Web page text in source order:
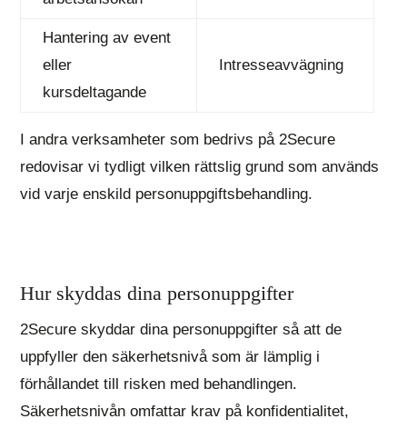
Hantering av event
eller
kursdeltagande
Intresseavvägning
I andra verksamheter som bedrivs på 2Secure
redovisar vi tydligt vilken rättslig grund som används
vid varje enskild personuppgiftsbehandling.
Hur skyddas dina personuppgifter
2Secure skyddar dina personuppgifter så att de
uppfyller den säkerhetsnivå som är lämplig i
förhållandet till risken med behandlingen.
Säkerhetsnivån omfattar krav på konfidentialitet,